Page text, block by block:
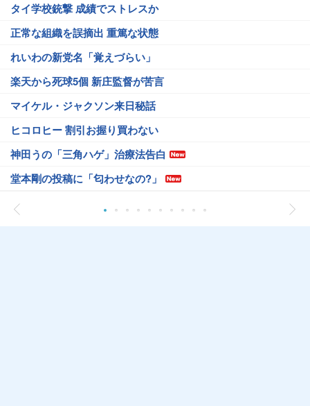
タイ学校銃撃 成績でストレスか
正常な組織を誤摘出 重篤な状態
れいわの新党名「覚えづらい」
楽天から死球5個 新庄監督が苦言
マイケル・ジャクソン来日秘話
ヒコロヒー 割引お握り買わない
神田うの「三角ハゲ」治療法告白
堂本剛の投稿に「匂わせなの?」